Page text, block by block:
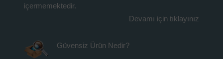
içermemektedir.
Devamı için tıklayınız
Güvensiz Ürün Nedir?